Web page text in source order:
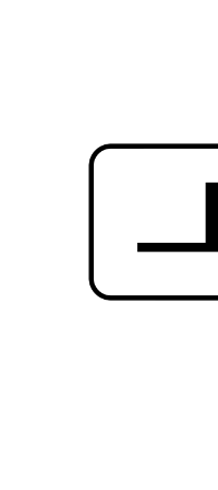
Передвижные
Опоры
Светодиодные